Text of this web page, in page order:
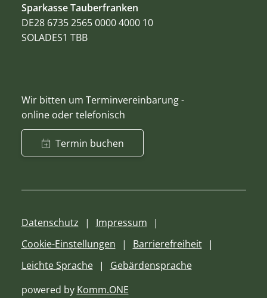
Sparkasse Tauberfranken
DE28 6735 2565 0000 4000 10
SOLADES1 TBB
Wir bitten um Terminvereinbarung -
online oder telefonisch
Termin buchen
Datenschutz
Impressum
Cookie-Einstellungen
Barrierefreiheit
Leichte Sprache
Gebärdensprache
powered by Komm.ONE